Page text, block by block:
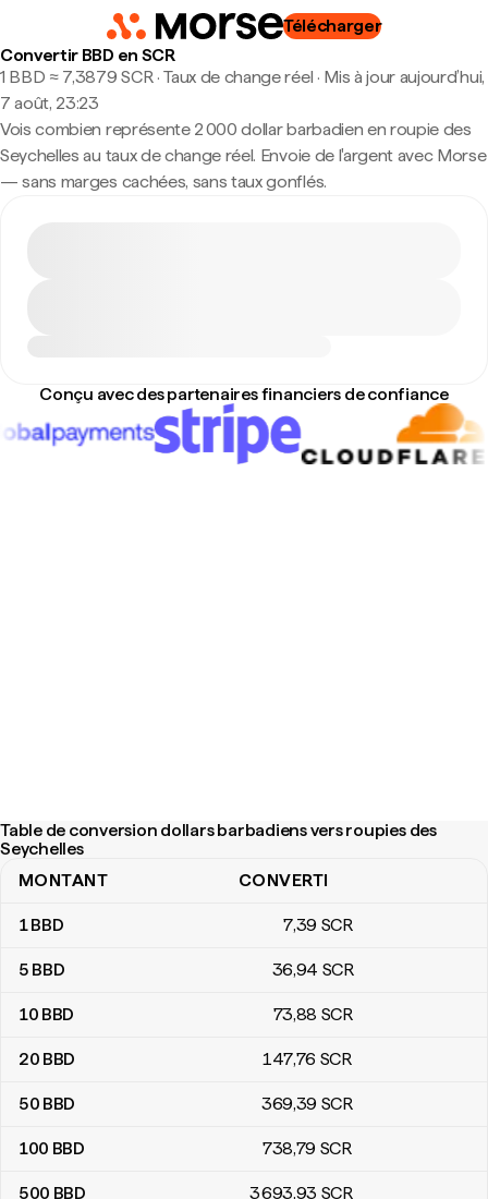
Télécharger
Convertir BBD en SCR
1 BBD ≈ 7,3879 SCR · Taux de change réel · Mis à jour aujourd’hui,
7 août, 23:23
Vois combien représente 2 000 dollar barbadien en roupie des
Seychelles au taux de change réel. Envoie de l'argent avec Morse
— sans marges cachées, sans taux gonflés.
Conçu avec des partenaires financiers de confiance
Table de conversion dollars barbadiens vers roupies des
Seychelles
Table de conversion dollars barbadiens vers roupies des
MONTANT CONVERTI
1BBD 7,39 SCR
5 BBD 36,94 SCR
10 BBD 73,88 SCR
20 BBD 147,76 SCR
50 BBD 369,39 SCR
100 BBD 738,79 SCR
500 BBD 3 693,93 SCR